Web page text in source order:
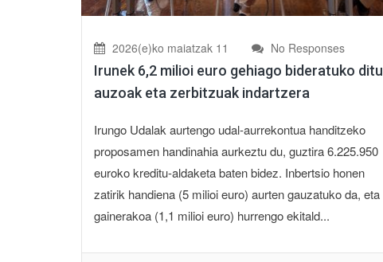
2026(e)ko maiatzak 11 No Responses
Irunek 6,2 milioi euro gehiago bideratuko ditu
auzoak eta zerbitzuak indartzera
Irungo Udalak aurtengo udal-aurrekontua handitzeko
proposamen handinahia aurkeztu du, guztira 6.225.950
euroko kreditu-aldaketa baten bidez. Inbertsio honen
zatirik handiena (5 milioi euro) aurten gauzatuko da, eta
gainerakoa (1,1 milioi euro) hurrengo ekitald...